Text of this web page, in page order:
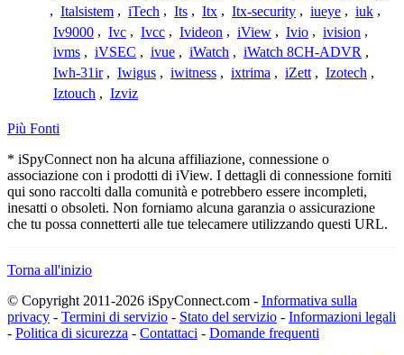
, Italsistem , iTech , Its , Itx , Itx-security , iueye , iuk ,
Iv9000 , Ivc , Ivcc , Ivideon , iView , Ivio , ivision ,
ivms , iVSEC , ivue , iWatch , iWatch 8CH-ADVR ,
Iwh-31ir , Iwigus , iwitness , ixtrima , iZett , Izotech ,
Iztouch , Izviz
Più Fonti
* iSpyConnect non ha alcuna affiliazione, connessione o
associazione con i prodotti di iView. I dettagli di connessione forniti
qui sono raccolti dalla comunità e potrebbero essere incompleti,
inesatti o obsoleti. Non forniamo alcuna garanzia o assicurazione
che tu possa connetterti alle tue telecamere utilizzando questi URL.
Torna all'inizio
© Copyright 2011-2026 iSpyConnect.com - Informativa sulla
privacy - Termini di servizio - Stato del servizio - Informazioni legali
- Politica di sicurezza - Contattaci - Domande frequenti